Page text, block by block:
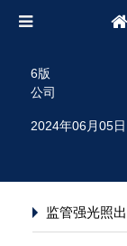
6版
公司
2024年06月05日
监管强光照